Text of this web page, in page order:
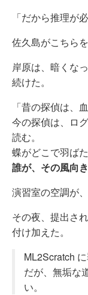
「だから推理が
佐久島がこちらを
岸原は、暗くな
続けた。
「昔の探偵は、
今の探偵は、ロ
読む。
蝶がどこで羽ば
誰が、その風向
演習室の空調が
その夜、提出さ
付け加えた。
ML2Scratch に
だが、無垢な
い。